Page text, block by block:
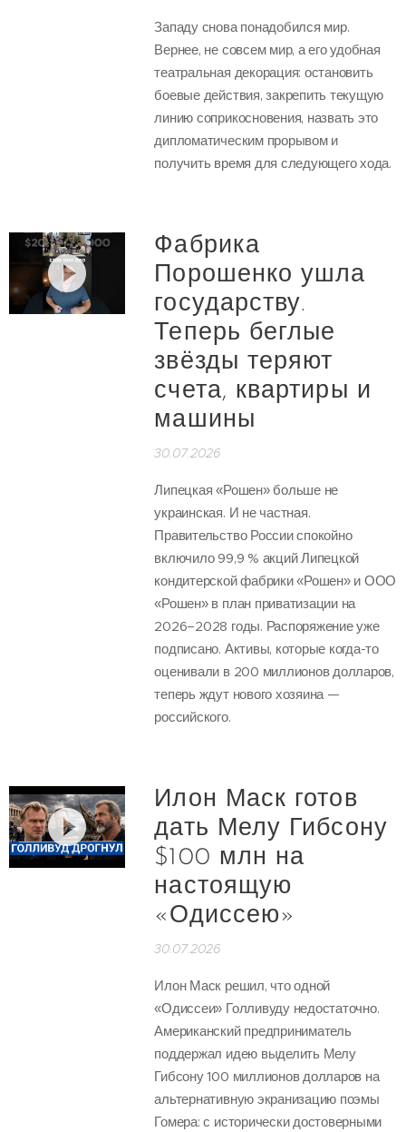
Западу снова понадобился мир.
Вернее, не совсем мир, а его удобная
театральная декорация: остановить
боевые действия, закрепить текущую
линию соприкосновения, назвать это
дипломатическим прорывом и
получить время для следующего хода.
Фабрика
Порошенко ушла
государству.
Теперь беглые
звёзды теряют
счета, квартиры и
машины
30.07.2026
Липецкая «Рошен» больше не
украинская. И не частная.
Правительство России спокойно
включило 99,9 % акций Липецкой
кондитерской фабрики «Рошен» и ООО
«Рошен» в план приватизации на
2026–2028 годы. Распоряжение уже
подписано. Активы, которые когда-то
оценивали в 200 миллионов долларов,
теперь ждут нового хозяина —
российского.
Илон Маск готов
дать Мелу Гибсону
$100 млн на
настоящую
«Одиссею»
30.07.2026
Илон Маск решил, что одной
«Одиссеи» Голливуду недостаточно.
Американский предприниматель
поддержал идею выделить Мелу
Гибсону 100 миллионов долларов на
альтернативную экранизацию поэмы
Гомера: с исторически достоверными